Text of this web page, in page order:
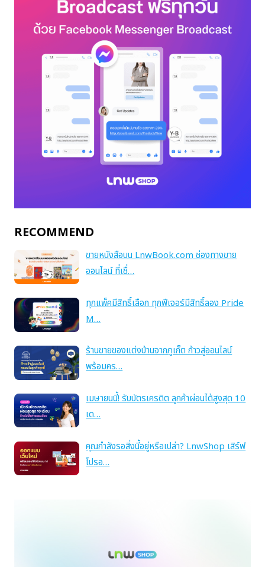
RECOMMEND
ขายหนังสือบน LnwBook.com ช่องทางขาย
ออนไลน์ ที่เชื่…
ทุกแพ็คมีสิทธิ์เลือก ทุกฟีเจอร์มีสิทธิ์ลอง Pride
M…
ร้านขายของแต่งบ้านจากภูเก็ต ก้าวสู่ออนไลน์
พร้อมคร…
เมษายนนี้! รับบัตรเครดิต ลูกค้าผ่อนได้สูงสุด 10
เด…
คุณกำลังรอสิ่งนี้อยู่หรือเปล่า? LnwShop เสิร์ฟ
โปรอ…